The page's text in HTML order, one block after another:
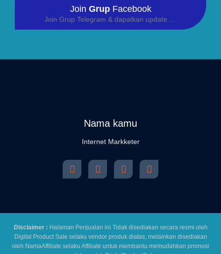
Join GrupFacebook
Join Grup Telegram & dapatkan update ....
Nama kamu
Internet Markketer
Disclaimer : Halaman Penjualan ini Tidak disediakan secara resmi oleh
Digital Product Sale selaku vendor produk diatas, melainkan disediakan
oleh NamaAffiliate selaku Affiliate untuk membantu memudahkan promosi